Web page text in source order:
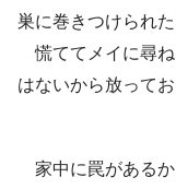
巣に巻きつけられ
慌ててメイに尋ね
はないから放って
家中に罠があるか